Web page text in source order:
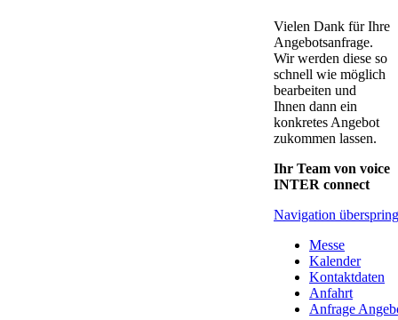
Vielen Dank für Ihre
Angebotsanfrage.
Wir werden diese so
schnell wie möglich
bearbeiten und
Ihnen dann ein
konkretes Angebot
zukommen lassen.
Ihr Team von voice
INTER connect
Navigation
Messe
Kalender
Kontaktdaten
Anfahrt
Anfrage